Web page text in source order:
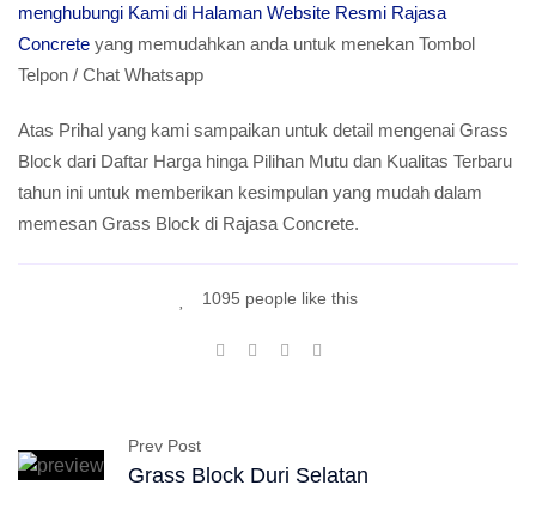
menghubungi Kami di Halaman Website Resmi Rajasa
Concrete yang memudahkan anda untuk menekan Tombol
Telpon / Chat Whatsapp
Atas Prihal yang kami sampaikan untuk detail mengenai Grass
Block dari Daftar Harga hinga Pilihan Mutu dan Kualitas Terbaru
tahun ini untuk memberikan kesimpulan yang mudah dalam
memesan Grass Block di Rajasa Concrete.
1095 people like this
Prev Post
Grass Block Duri Selatan